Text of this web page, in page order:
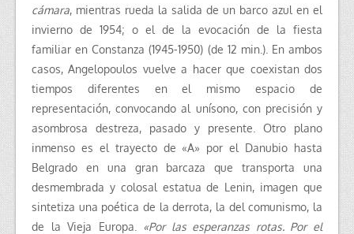
cámara, mientras rueda la salida de un barco azul en el
invierno de 1954; o el de la evocación de la fiesta
familiar en Constanza (1945-1950) (de 12 min.). En ambos
casos, Angelopoulos vuelve a hacer que coexistan dos
tiempos diferentes en el mismo espacio de
representación, convocando al unísono, con precisión y
asombrosa destreza, pasado y presente. Otro plano
inmenso es el trayecto de «A» por el Danubio hasta
Belgrado en una gran barcaza que transporta una
desmembrada y colosal estatua de Lenin, imagen que
sintetiza una poética de la derrota, la del comunismo, la
de la Vieja Europa. «Por las esperanzas rotas. Por el